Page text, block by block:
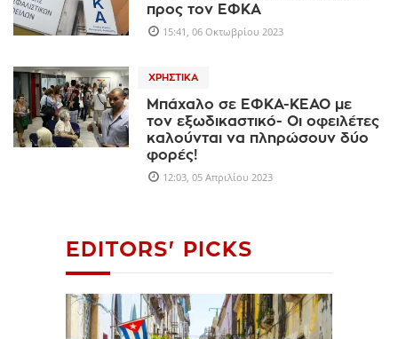
προς τον ΕΦΚΑ
15:41, 06 Οκτωβρίου 2023
ΧΡΗΣΤΙΚΆ
Μπάχαλο σε ΕΦΚΑ-ΚΕΑΟ με
τον εξωδικαστικό- Οι οφειλέτες
καλούνται να πληρώσουν δύο
φορές!
12:03, 05 Απριλίου 2023
EDITORS' PICKS